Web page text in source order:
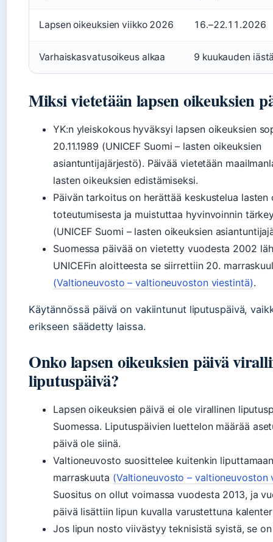
Lapsen oikeuksien viikko 2026 16.–22.11.2026
Varhaiskasvatusoikeus alkaa 9 kuukauden
Miksi vietetään lapsen oikeuksien
YK:n yleiskokous hyväksyi lapsen oikeuksien
20.11.1989 (UNICEF Suomi – lasten oikeuksien
asiantuntijajärjestö). Päivää vietetään
lasten oikeuksien edistämiseksi.
Päivän tarkoitus on herättää keskustelua lasten
toteutumisesta ja muistuttaa hyvinvoinnin
(UNICEF Suomi – lasten oikeuksien
Suomessa päivää on vietetty vuodesta 2002
UNICEFin aloitteesta se siirrettiin 20.
(Valtioneuvosto – valtioneuvoston viestintä).
Käytännössä päivä on vakiintunut liputuspäivä,
erikseen säädetty laissa.
Onko lapsen oikeuksien päivä
liputuspäivä?
Lapsen oikeuksien päivä ei ole virallinen
Suomessa. Liputuspäivien luettelon määrää
päivä ole siinä.
Valtioneuvosto suosittelee kuitenkin
marraskuuta (Valtioneuvosto – valtioneuvoston
Suositus on ollut voimassa vuodesta 2013, ja
päivä lisättiin lipun kuvalla varustettuna
Jos lipun nosto viivästyy teknisistä syistä, se